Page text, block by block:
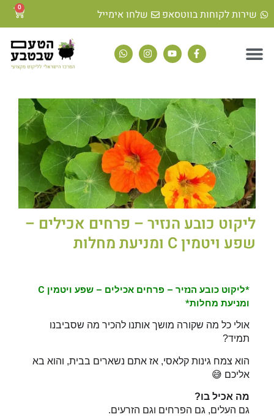
שירות לקוחות בווטסאפ שלחו אימייל 0
ליקוט כובע הנזיר – פרחים אכילים –
שפע ויטמין C ומניעת מחלות
ומניעת מחלות*
אולי כל מה שקורה מושך אותנו להכיר מה שסביבנו
תמיד?
הוא צמח גינות קלאסי, אז אתם נשארים בבית, והוא בא
אליכם 😅
מה אכיל בו?
גם העלים, גם הפרחים וגם הזרעים.